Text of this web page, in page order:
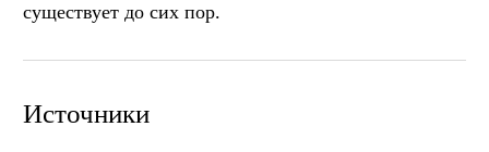
существует до сих пор.
Источники